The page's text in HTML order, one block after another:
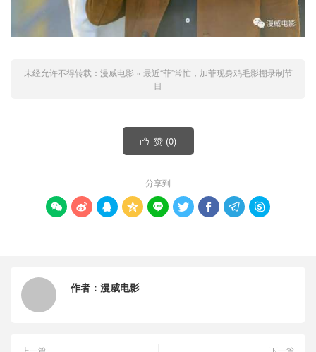
未经允许不得转载： 漫威电影 » 最近“菲”常忙，加菲现身鸡毛影棚录制节
目
 赞 (0)
分享到
        
作者： 漫威电影